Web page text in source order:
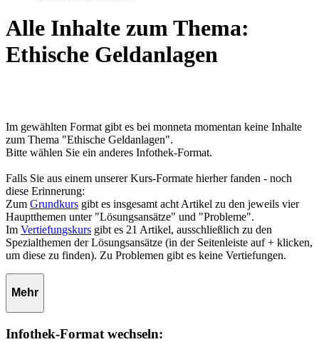
Alle Inhalte zum Thema:
Ethische Geldanlagen
Im gewählten Format gibt es bei monneta momentan keine Inhalte
zum Thema "Ethische Geldanlagen".
Bitte wählen Sie ein anderes Infothek-Format.
Falls Sie aus einem unserer Kurs-Formate hierher fanden - noch
diese Erinnerung:
Zum Grundkurs gibt es insgesamt acht Artikel zu den jeweils vier
Hauptthemen unter "Lösungsansätze" und "Probleme".
Im Vertiefungskurs gibt es 21 Artikel, ausschließlich zu den
Spezialthemen der Lösungsansätze (in der Seitenleiste auf + klicken,
um diese zu finden). Zu Problemen gibt es keine Vertiefungen.
Mehr
Infothek-Format wechseln: